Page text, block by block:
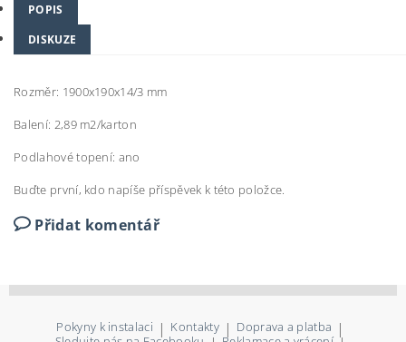
POPIS
DISKUZE
Rozměr: 1900x190x14/3 mm
Balení: 2,89 m2/karton
Podlahové topení: ano
Buďte první, kdo napíše příspěvek k této položce.
Přidat komentář
Pokyny k instalaci | Kontakty | Doprava a platba |